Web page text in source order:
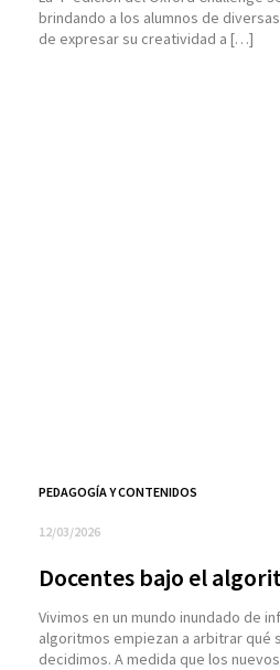
brindando a los alumnos de
de expresar su creatividad a […]
PEDAGOGÍA Y CONTENIDOS
12/03/2026
Docentes bajo el
Vivimos en un mundo inundado de
algoritmos empiezan a arbitrar qué
decidimos. A medida que los